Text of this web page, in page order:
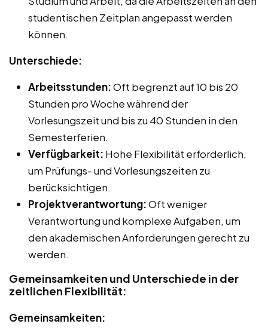
studentischen Zeitplan angepasst werden
können.
Unterschiede:
Arbeitsstunden:Oft begrenzt auf 10 bis 20
Stunden pro Woche während der
Vorlesungszeit und bis zu 40 Stunden in den
Semesterferien.
Verfügbarkeit: Hohe Flexibilität erforderlich,
um Prüfungs- und Vorlesungszeiten zu
berücksichtigen.
Projektverantwortung:Oft weniger
Verantwortung und komplexe Aufgaben, um
den akademischen Anforderungen gerecht zu
werden.
Gemeinsamkeiten und Unterschiede in der
zeitlichen Flexibilität:
Gemeinsamkeiten: